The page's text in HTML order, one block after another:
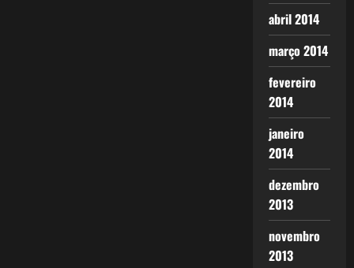
abril 2014
março 2014
fevereiro
2014
janeiro
2014
dezembro
2013
novembro
2013